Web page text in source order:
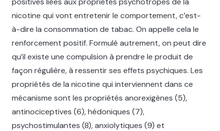
nicotine qui vont entretenir le comportement, c’est-
à-dire la consommation de tabac. On appelle cela le
renforcement positif. Formulé autrement, on peut dire
qu’il existe une compulsion à prendre le produit de
façon régulière, à ressentir ses effets psychiques. Les
propriétés de la nicotine qui interviennent dans ce
mécanisme sont les propriétés anorexigènes (5),
antinociceptives (6), hédoniques (7),
psychostimulantes (8), anxiolytiques (9) et